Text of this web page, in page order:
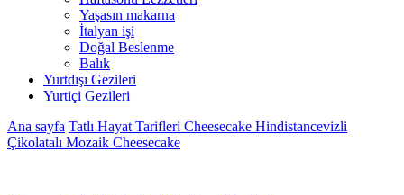
Yaşasın makarna
İtalyan işi
Doğal Beslenme
Balık
Yurtdışı Gezileri
Yurtiçi Gezileri
Ana sayfa Tatlı Hayat Tarifleri Cheesecake Hindistancevizli
Çikolatalı Mozaik Cheesecake